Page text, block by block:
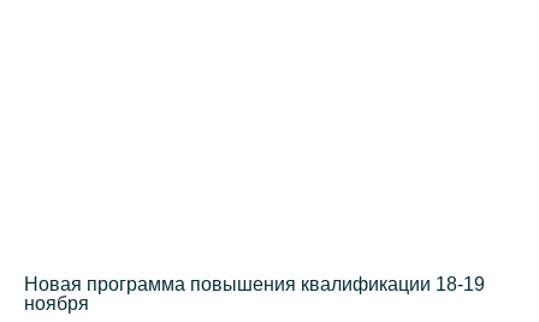
Новая программа повышения квалификации 18-19
ноября